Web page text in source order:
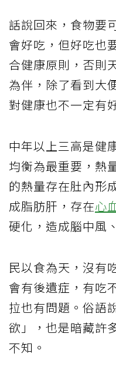
話說回來，食物要
會好吃，但好吃也
合健康原則，否則
為伴，除了看到大
對健康也不一定有
中年以上三高是健
均衡為最重要，熱
的熱量存在肚內形
成脂肪肝，存在心
硬化，造成腦中風
民以食為天，沒有
會有後遺症，有吃
拉也有問題。俗語
欲」，也是暗藏許
不知。